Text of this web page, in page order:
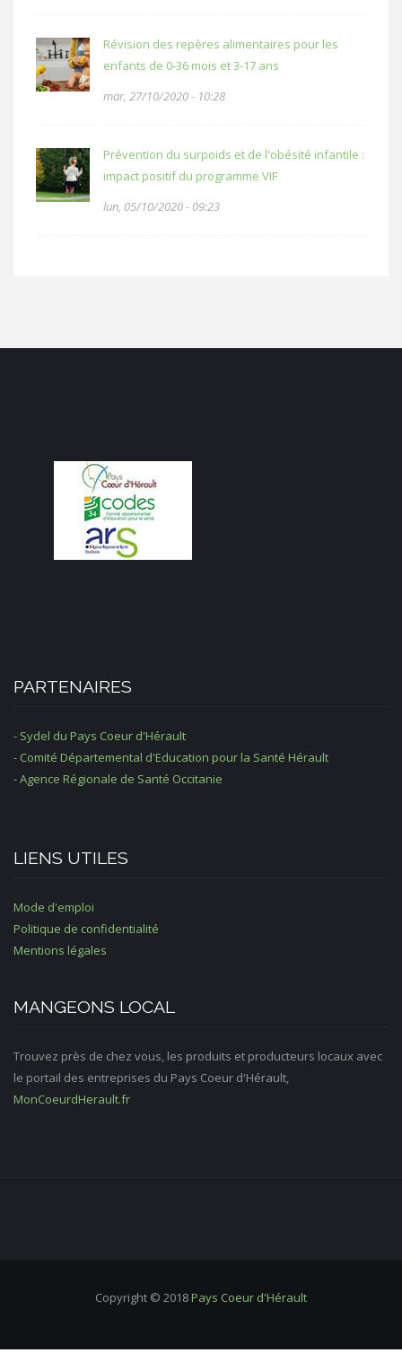
Révision des repères alimentaires pour les
enfants de 0-36 mois et 3-17 ans
mar, 27/10/2020 - 10:28
Prévention du surpoids et de l'obésité infantile :
impact positif du programme VIF
lun, 05/10/2020 - 09:23
PARTENAIRES
- Sydel du Pays Coeur d'Hérault
- Comité Départemental d'Education pour la Santé Hérault
- Agence Régionale de Santé Occitanie
LIENS UTILES
Mode d'emploi
Politique de confidentialité
Mentions légales
MANGEONS LOCAL
Trouvez près de chez vous, les produits et producteurs locaux avec
le portail des entreprises du Pays Coeur d'Hérault,
MonCoeurdHerault.fr
Copyright © 2018Pays Coeur d'Hérault